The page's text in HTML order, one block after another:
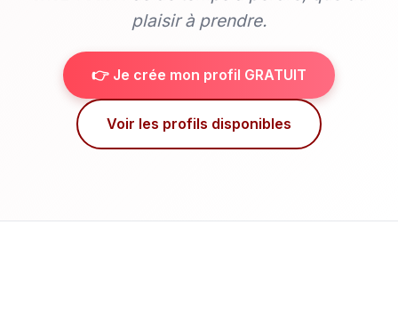
plaisir à prendre.
👉 Je crée mon profil GRATUIT
Voir les profils disponibles